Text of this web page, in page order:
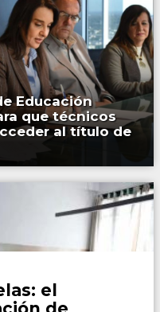
Educación
que técnicos
al título de
el